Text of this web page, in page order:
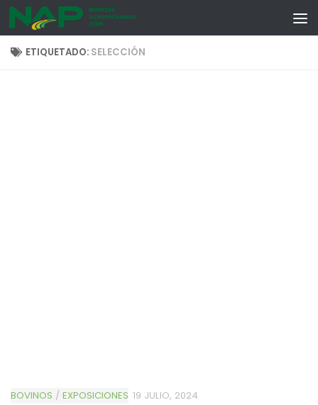
Skip to content
ETIQUETADO: SELECCIÓN
BOVINOS / EXPOSICIONES 19 JULIO, 2024